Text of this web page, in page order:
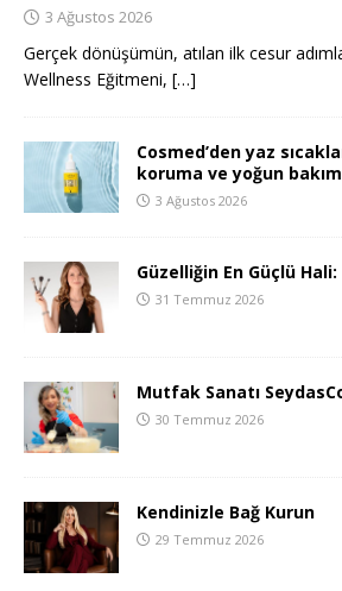
3 Ağustos 2026
Gerçek dönüşümün, atılan ilk cesur
Wellness Eğitmeni, […]
Cosmed’den yaz
koruma ve yoğun bakım
3 Ağustos 2026
Güzelliğin En Güçlü
31 Temmuz 2026
Mutfak Sanatı
30 Temmuz 2026
Kendinizle Bağ Kurun
29 Temmuz 2026